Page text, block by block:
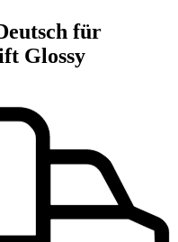
für
Glossy